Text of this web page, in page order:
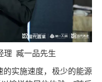
理 臧一品先生
实施速度，极少的能源